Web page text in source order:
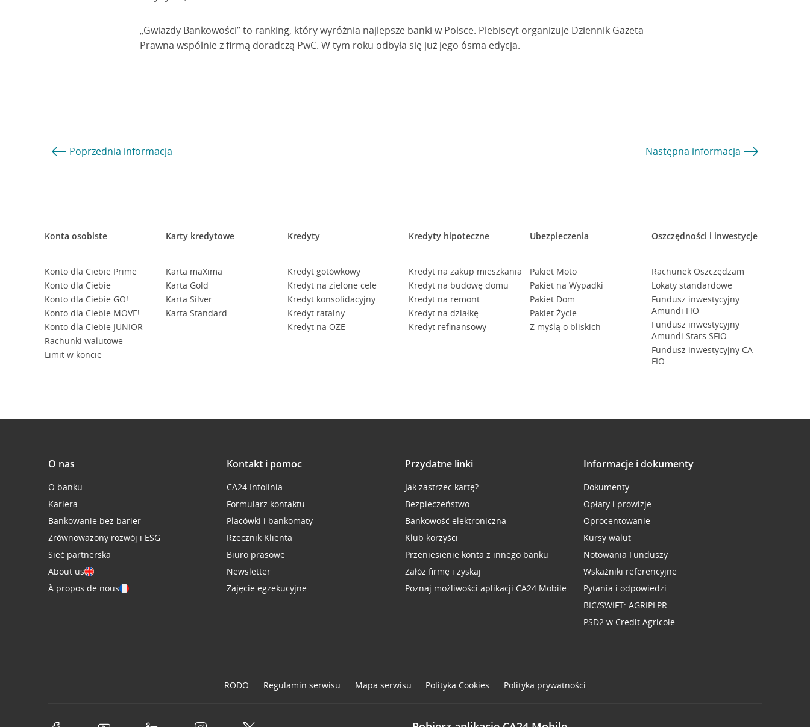
„Gwiazdy Bankowości” to ranking, który wyróżnia najlepsze banki w Polsce. Plebiscyt organizuje Dziennik Gazeta
Prawna wspólnie z firmą doradczą PwC. W tym roku odbyła się już jego ósma edycja.
Poprzednia informacja Następna informacja
Konta osobiste
Konto dla Ciebie Prime
Konto dla Ciebie
Konto dla Ciebie GO!
Konto dla Ciebie MOVE!
Konto dla Ciebie JUNIOR
Rachunki walutowe
Limit w koncie
Karty kredytowe
Karta maXima
Karta Gold
Karta Silver
Karta Standard
Kredyty
Kredyt gotówkowy
Kredyt na zielone cele
Kredyt konsolidacyjny
Kredyt ratalny
Kredyt na OZE
Kredyty hipoteczne
Kredyt na zakup mieszkania
Kredyt na budowę domu
Kredyt na remont
Kredyt na działkę
Kredyt refinansowy
Ubezpieczenia
Pakiet Moto
Pakiet na Wypadki
Pakiet Dom
Pakiet Życie
Z myślą o bliskich
Oszczędności i inwestycje
Rachunek Oszczędzam
Lokaty standardowe
Fundusz inwestycyjny
Amundi FIO
Fundusz inwestycyjny
Amundi Stars SFIO
Fundusz inwestycyjny CA
FIO
O nas
O banku
Kariera
Bankowanie bez barier
Zrównoważony rozwój i ESG
Sieć partnerska
About us
À propos de nous
Kontakt i pomoc
CA24 Infolinia
Formularz kontaktu
Placówki i bankomaty
Rzecznik Klienta
Biuro prasowe
Newsletter
Zajęcie egzekucyjne
Przydatne linki
Jak zastrzec kartę?
Bezpieczeństwo
Bankowość elektroniczna
Klub korzyści
Przeniesienie konta z innego banku
Załóż firmę i zyskaj
Poznaj możliwości aplikacji CA24 Mobile
Informacje i dokumenty
Dokumenty
Opłaty i prowizje
Oprocentowanie
Kursy walut
Notowania Funduszy
Wskaźniki referencyjne
Pytania i odpowiedzi
BIC/SWIFT: AGRIPLPR
PSD2 w Credit Agricole
RODO Regulamin serwisu Mapa serwisu Polityka Cookies Polityka prywatności